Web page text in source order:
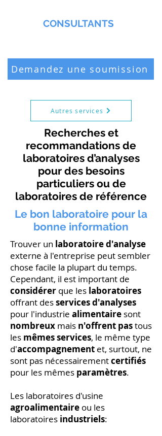
CONSULTANTS
Demandez une soumission
Autres services
Recherches et
recommandations de
laboratoires d’analyses
pour des besoins
particuliers ou de
laboratoires de référence
Le bon laboratoire pour la
bonne information
Trouver un laboratoire d'analyse
externe à l'entreprise peut sembler
chose facile la plupart du temps.
Cependant, il est important de
considérer que les laboratoires
offrant desservices d'analyses
pour l'industrie alimentaire sont
nombreux mais n'offrent pastous
les mêmes services, le même type
d'accompagnement et, surtout, ne
sont pas nécessairementcertifiés
pour les mêmes paramètres.
Les laboratoires d'usine
agroalimentaire ou les
laboratoires industriels: